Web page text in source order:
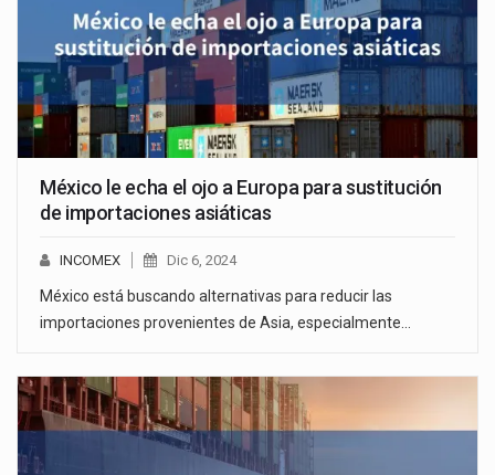
México le echa el ojo a Europa para sustitución
de importaciones asiáticas
INCOMEX Dic 6, 2024
México está buscando alternativas para reducir las
importaciones provenientes de Asia, especialmente…